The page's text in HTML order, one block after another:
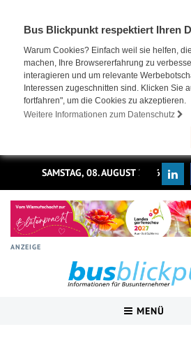
Bus Blickpunkt respektiert Ihren
Warum Cookies? Einfach weil sie helfen,
machen, Ihre Browsererfahrung zu
interagieren und um relevante
Interessen zugeschnitten sind. Klicken Sie
fortfahren", um die Cookies zu akzeptieren.
Weitere Informationen zum Datenschutz
SAMSTAG, 08. AUGUST 2026
ANZEIGE
MENÜ